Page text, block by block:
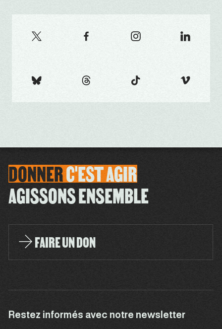
DONNERC'ESTAGIR
AGISSONS ENSEMBLE
FAIRE UN DON
Restez informés avec notre newsletter